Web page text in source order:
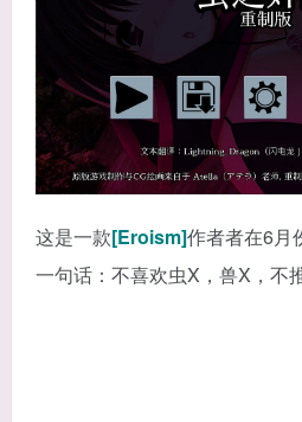
这是一款[Eroism]作者者在6月
一句话：不喜欢虫X，兽X，不